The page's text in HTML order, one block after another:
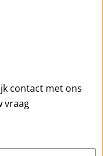
contact met ons
vraag